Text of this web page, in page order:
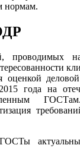
нормам.
проводимых
оценкой
года на